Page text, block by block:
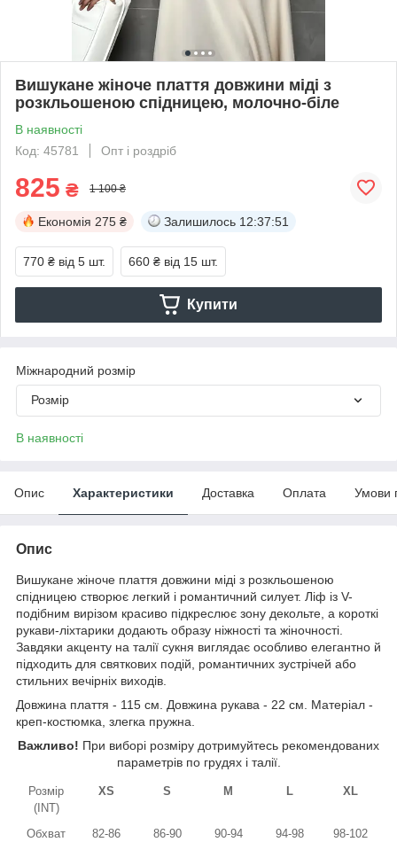
Вишукане жіноче плаття довжини міді з
розкльошеною спідницею, молочно-біле
В наявності
Код: 45781
Опт і роздріб
825 ₴ 1 100 ₴
Економія 275 ₴ Залишилось 12:37:51
770 ₴ від 5 шт. 660 ₴ від 15 шт.
Купити
Міжнародний розмір
Розмір
В наявності
Опис Характеристики Доставка Оплата Умови
Опис
Вишукане жіноче плаття довжини міді з розкльошеною
спідницею створює легкий і романтичний силует. Ліф із V-
подібним вирізом красиво підкреслює зону декольте, а короткі
рукави-ліхтарики додають образу ніжності та жіночності.
Завдяки акценту на талії сукня виглядає особливо елегантно й
підходить для святкових подій, романтичних зустрічей або
стильних вечірніх виходів.
Довжина плаття - 115 см. Довжина рукава - 22 см. Матеріал -
креп-костюмка, злегка пружна.
Важливо! При виборі розміру дотримуйтесь рекомендованих
параметрів по грудях і талії.
Розмір
(INT)
XS S M L XL
Обхват
82-86 86-90 90-94 94-98 98-102